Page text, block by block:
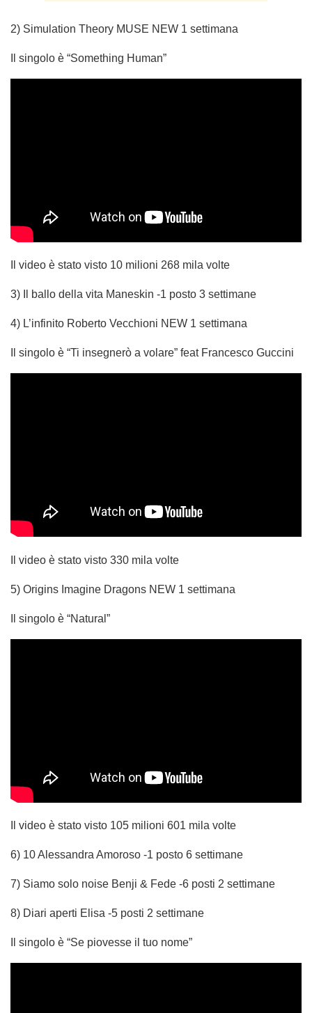
2) Simulation Theory MUSE NEW 1 settimana
Il singolo è “Something Human”
Il video è stato visto 10 milioni 268 mila volte
3) Il ballo della vita Maneskin -1 posto 3 settimane
4) L’infinito Roberto Vecchioni NEW 1 settimana
Il singolo è “Ti insegnerò a volare” feat Francesco Guccini
Il video è stato visto 330 mila volte
5) Origins Imagine Dragons NEW 1 settimana
Il singolo è “Natural”
Il video è stato visto 105 milioni 601 mila volte
6) 10 Alessandra Amoroso -1 posto 6 settimane
7) Siamo solo noise Benji & Fede -6 posti 2 settimane
8) Diari aperti Elisa -5 posti 2 settimane
Il singolo è “Se piovesse il tuo nome”